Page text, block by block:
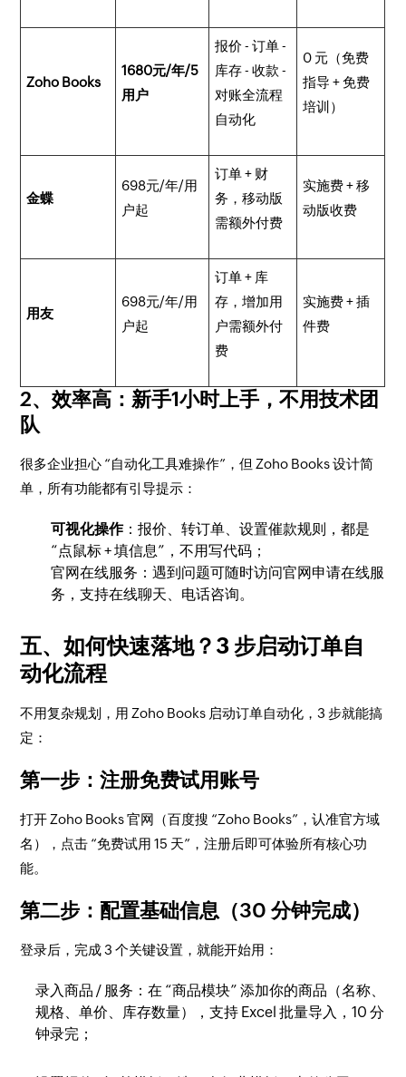
Zoho Books​
1680元​/年/5
用户
报价 - 订单 -
库存 - 收款 -
对账全流程
自动化​
0 元（免费
指导 + 免费
培训）​
金蝶
698元/年/用
户​起
订单 + 财
务，移动版
需额外付费​
实施费 + 移
动版收费​
用友
698元/年/用
户​起
订单 + 库
存，增加用
户需额外付
费​
实施费 + 插
件费​
​2、效率高：新手1小时上手，不用技术团
队​
很多企业担心 “自动化工具难操作”，但 Zoho Books 设计简
单，所有功能都有引导提示：​
可视化操作：报价、转订单、设置催款规则，都是
“点鼠标 + 填信息”，不用写代码；​
官网在线服务：遇到问题可随时访问官网申请在线服
务，支持在线聊天、电话咨询。
五、如何快速落地？3 步启动订单自
动化流程​
不用复杂规划，用 Zoho Books 启动订单自动化，3 步就能搞
定：​
第一步：注册免费试用账号​
打开 Zoho Books 官网（百度搜 “Zoho Books”，认准官方域
名），点击 “免费试用 15 天”，注册后即可体验所有核心功
能。​
第二步：配置基础信息（30 分钟完成）​
登录后，完成 3 个关键设置，就能开始用：​
录入商品 / 服务：在 “商品模块” 添加你的商品（名称、
规格、单价、库存数量），支持 Excel 批量导入，10 分
钟录完；​